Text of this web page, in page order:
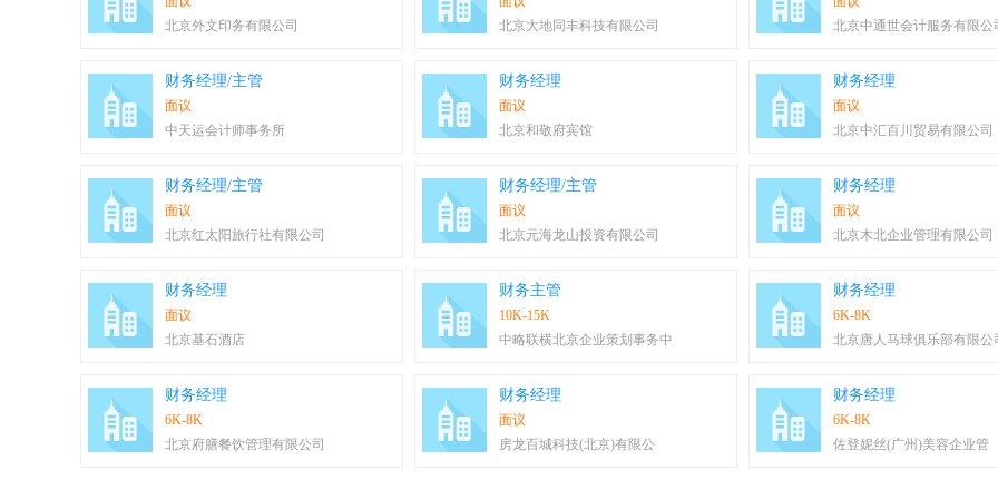
北京外文印务有限公司
北京大地同丰科技有限公司
北京中通世会计服务有限公
财务经理/主管
面议
中天运会计师事务所
财务经理
面议
北京和敬府宾馆
财务经理
面议
北京中汇百川贸易有限公司
财务经理/主管
面议
北京红太阳旅行社有限公司
财务经理/主管
面议
北京元海龙山投资有限公司
财务经理
面议
北京木北企业管理有限公司
财务经理
面议
北京基石酒店
财务主管
10K-15K
中略联横北京企业策划事务中
财务经理
6K-8K
北京唐人马球俱乐部有限公
财务经理
6K-8K
北京府膳餐饮管理有限公司
财务经理
面议
房龙百城科技(北京)有限公
财务经理
6K-8K
佐登妮丝(广州)美容企业管